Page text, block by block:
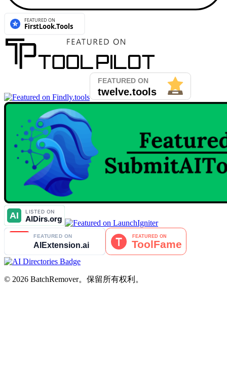
© 2026 BatchRemover。保留所有权利。